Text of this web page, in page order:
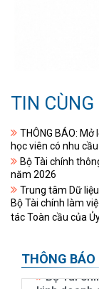
TIN
THÔNG BÁO:
học viên có nhu
Bộ Tài chính
năm 2026
Trung tâm Dữ
Bộ Tài chính làm
tác Toàn cầu của
THÔNG BÁO
Đề tài
PHƯƠNG
GIÁ TÀI
Bộ Tài
kinh doanh